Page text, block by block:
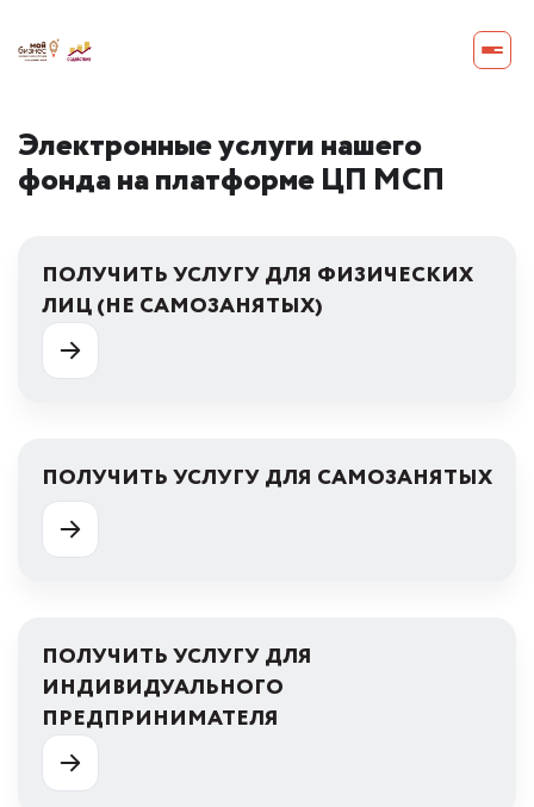
Электронные услуги нашего
фонда на платформе ЦП МСП
ПОЛУЧИТЬ УСЛУГУ ДЛЯ ФИЗИЧЕСКИХ
ЛИЦ (НЕ САМОЗАНЯТЫХ)
ПОЛУЧИТЬ УСЛУГУ ДЛЯ САМОЗАНЯТЫХ
ПОЛУЧИТЬ УСЛУГУ ДЛЯ
ИНДИВИДУАЛЬНОГО
ПРЕДПРИНИМАТЕЛЯ